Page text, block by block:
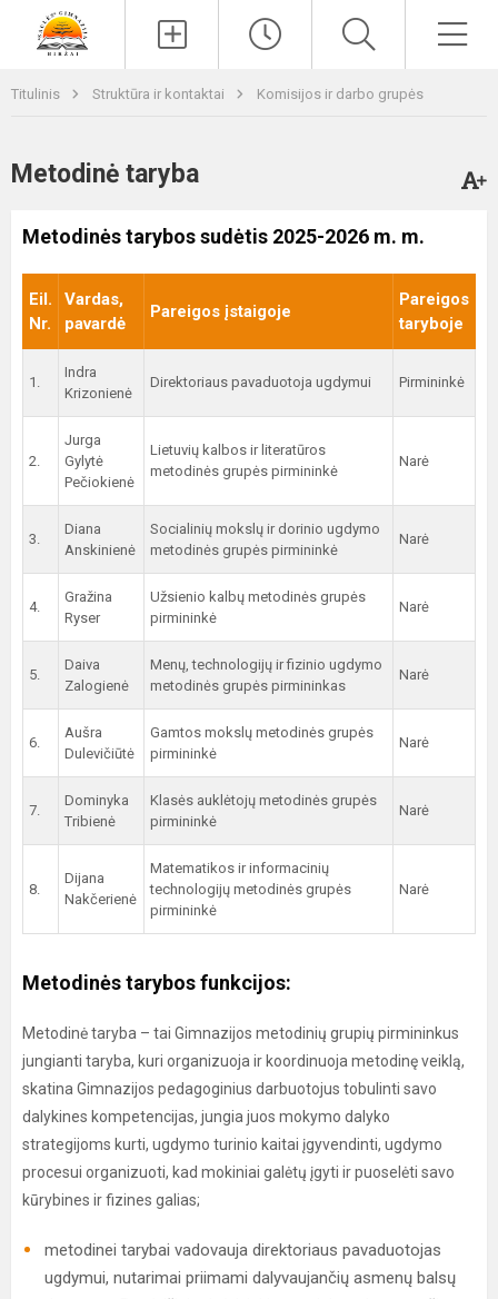
Titulinis Struktūra ir kontaktai Komisijos ir darbo grupės
Metodinė taryba
Metodinės tarybos sudėtis 2025-2026 m. m.
Eil.
Nr.
Vardas,
pavardė
Pareigos įstaigoje
Pareigos
taryboje
1.
Indra
Krizonienė
Direktoriaus pavaduotoja ugdymui Pirmininkė
2.
Jurga
Gylytė
Pečiokienė
Lietuvių kalbos ir literatūros
metodinės grupės pirmininkė
Narė
3.
Diana
Anskinienė
Socialinių mokslų ir dorinio ugdymo
metodinės grupės pirmininkė
Narė
4.
Gražina
Ryser
Užsienio kalbų metodinės grupės
pirmininkė
Narė
5.
Daiva
Zalogienė
Menų, technologijų ir fizinio ugdymo
metodinės grupės pirmininkas
Narė
6.
Aušra
Dulevičiūtė
Gamtos mokslų metodinės grupės
pirmininkė
Narė
7.
Dominyka
Tribienė
Klasės auklėtojų metodinės grupės
pirmininkė
Narė
8.
Dijana
Nakčerienė
Matematikos ir informacinių
technologijų metodinės grupės
pirmininkė
Narė
Metodinės tarybos funkcijos:
Metodinė taryba – tai Gimnazijos metodinių grupių pirmininkus
jungianti taryba, kuri organizuoja ir koordinuoja metodinę veiklą,
skatina Gimnazijos pedagoginius darbuotojus tobulinti savo
dalykines kompetencijas, jungia juos mokymo dalyko
strategijoms kurti, ugdymo turinio kaitai įgyvendinti, ugdymo
procesui organizuoti, kad mokiniai galėtų įgyti ir puoselėti savo
kūrybines ir fizines galias;
metodinei tarybai vadovauja direktoriaus pavaduotojas
ugdymui, nutarimai priimami dalyvaujančių asmenų balsų